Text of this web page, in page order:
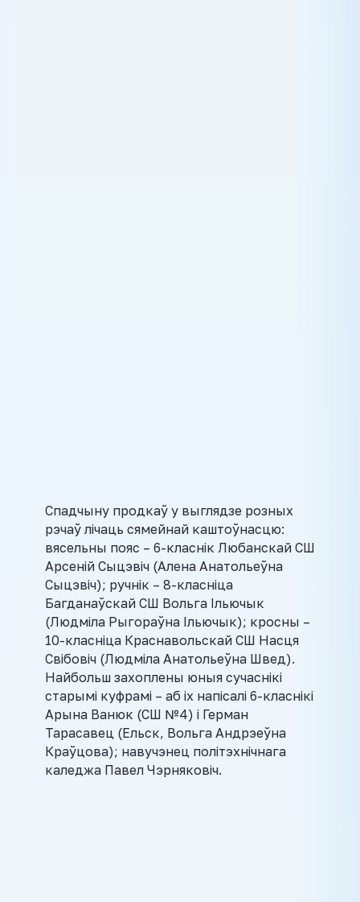
Спадчыну продкаў у выглядзе розных
рэчаў лічаць сямейнай каштоўнасцю:
вясельны пояс – 6-класнік Любанскай СШ
Арсеній Сыцэвіч (Алена Анатольеўна
Сыцэвіч); ручнік – 8-класніца
Багданаўскай СШ Вольга Ільючык
(Людміла Рыгораўна Ільючык); кросны –
10-класніца Краснавольскай СШ Насця
Свібовіч (Людміла Анатольеўна Швед).
Найбольш захоплены юныя сучаснікі
старымі куфрамі – аб іх напісалі 6-класнікі
Арына Ванюк (СШ №4) і Герман
Тарасавец (Ельск, Вольга Андрэеўна
Краўцова); навучэнец політэхнічнага
каледжа Павел Чэрняковіч.